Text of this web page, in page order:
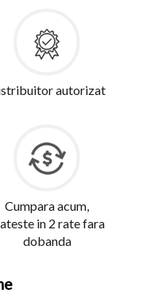
autorizat
Cumpara acum,
in 2 rate fara
dobanda